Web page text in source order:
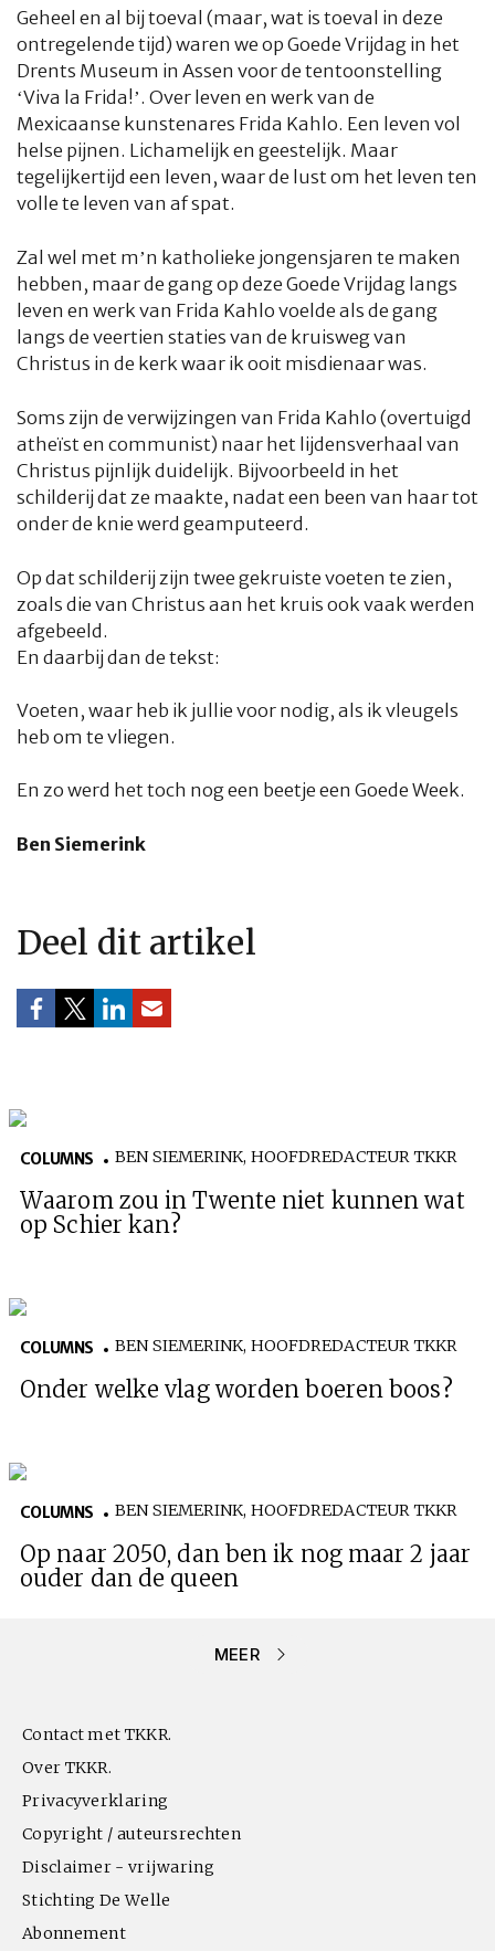
HOMECOLUMNS WHAT'S NEW(S)ECONOMIESPORT
CULTUUR RADIOABONNEMENTDONERENMAGAZINE
AUTEURSADVERTERENZOEKEN
Geheel en al bij toeval (maar, wat is toeval in deze
ontregelende tijd) waren we op Goede Vrijdag in het
Drents Museum in Assen voor de tentoonstelling
‘Viva la Frida!’. Over leven en werk van de
Mexicaanse kunstenares Frida Kahlo. Een leven vol
helse pijnen. Lichamelijk en geestelijk. Maar
tegelijkertijd een leven, waar de lust om het leven ten
volle te leven van af spat.
Zal wel met m’n katholieke jongensjaren te maken
hebben, maar de gang op deze Goede Vrijdag langs
leven en werk van Frida Kahlo voelde als de gang
langs de veertien staties van de kruisweg van
Christus in de kerk waar ik ooit misdienaar was.
Soms zijn de verwijzingen van Frida Kahlo (overtuigd
atheïst en communist) naar het lijdensverhaal van
Christus pijnlijk duidelijk. Bijvoorbeeld in het
schilderij dat ze maakte, nadat een been van haar tot
onder de knie werd geamputeerd.
Op dat schilderij zijn twee gekruiste voeten te zien,
zoals die van Christus aan het kruis ook vaak werden
afgebeeld.
En daarbij dan de tekst:
Voeten, waar heb ik jullie voor nodig, als ik vleugels
heb om te vliegen.
En zo werd het toch nog een beetje een Goede Week.
Ben Siemerink
Deel dit artikel
COLUMNS BEN SIEMERINK, HOOFDREDACTEUR TKKR
Waarom zou in Twente niet kunnen wat
op Schier kan?
COLUMNS BEN SIEMERINK, HOOFDREDACTEUR TKKR
Onder welke vlag worden boeren boos?
COLUMNS BEN SIEMERINK, HOOFDREDACTEUR TKKR
Op naar 2050, dan ben ik nog maar 2 jaar
ouder dan de queen
MEER
Contact met TKKR.
Over TKKR.
Privacyverklaring
Copyright / auteursrechten
Disclaimer - vrijwaring
Stichting De Welle
Abonnement